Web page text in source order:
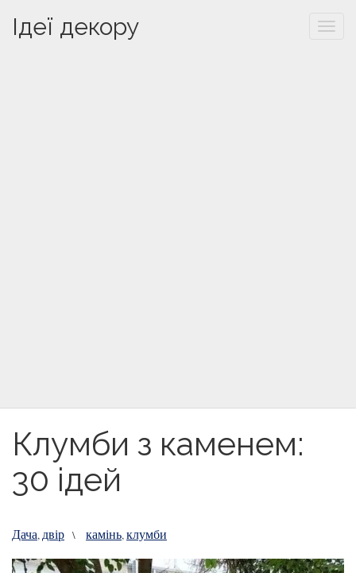
Ідеї декору
Клумби з каменем:
30 ідей
Дача, двір \ камінь,клумби